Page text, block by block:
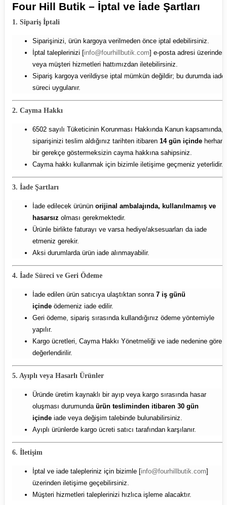
Four Hill Butik – İptal ve İade Şartları
1. Sipariş İptali
Siparişinizi, ürün kargoya verilmeden önce iptal edebilirsiniz.
İptal taleplerinizi [info@fourhillbutik.com] e-posta adresi üzerinden
veya müşteri hizmetleri hattımızdan iletebilirsiniz.
Sipariş kargoya verildiyse iptal mümkün değildir; bu durumda iade
süreci uygulanır.
2. Cayma Hakkı
6502 sayılı Tüketicinin Korunması Hakkında Kanun kapsamında,
siparişinizi teslim aldığınız tarihten itibaren 14 gün içinde
bir gerekçe göstermeksizin cayma hakkına sahipsiniz.
Cayma hakkı kullanmak için bizimle iletişime geçmeniz yeterlidir.
3. İade Şartları
İade edilecek ürünün orijinal ambalajında, kullanılmamış ve
hasarsız olması gerekmektedir.
Ürünle birlikte faturayı ve varsa hediye/aksesuarları da iade
etmeniz gerekir.
Aksi durumlarda ürün iade alınmayabilir.
4. İade Süreci ve Geri Ödeme
İade edilen ürün satıcıya ulaştıktan sonra 7 iş günü
içinde ödemeniz iade edilir.
Geri ödeme, sipariş sırasında kullandığınız ödeme yöntemiyle
yapılır.
Kargo ücretleri, Cayma Hakkı Yönetmeliği ve iade nedenine göre
değerlendirilir.
5. Ayıplı veya Hasarlı Ürünler
Üründe üretim kaynaklı bir ayıp veya kargo sırasında hasar
oluşması durumunda ürün tesliminden itibaren 30 gün
içinde iade veya değişim talebinde bulunabilirsiniz.
Ayıplı ürünlerde kargo ücreti satıcı tarafından karşılanır.
6. İletişim
İptal ve iade talepleriniz için bizimle [info@fourhillbutik.com]
üzerinden iletişime geçebilirsiniz.
Müşteri hizmetleri taleplerinizi hızlıca işleme alacaktır.